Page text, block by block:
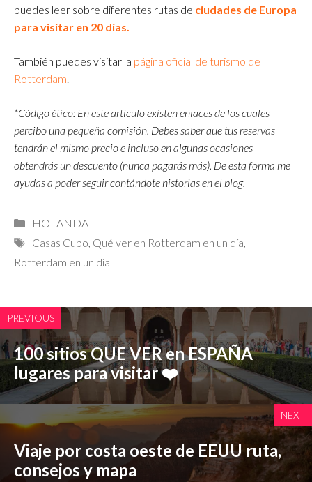
puedes leer sobre diferentes rutas de ciudades de Europa
para visitar en 20 días.
También puedes visitar la página oficial de turismo de
Rotterdam.
*Código ético: En este artículo existen enlaces de los cuales
percibo una pequeña comisión. Debes saber que tus reservas
tendrán el mismo precio e incluso en algunas ocasiones
obtendrás un descuento (nunca pagarás más). De esta forma me
ayudas a poder seguir contándote historias en el blog.
Categorías
HOLANDA
Etiquetas
Casas Cubo, Qué ver en Rotterdam en un día,
Rotterdam en un día
PREVIOUS
100 sitios QUE VER en ESPAÑA
lugares para visitar ❤️
NEXT
Viaje por costa oeste de EEUU ruta,
consejos y mapa